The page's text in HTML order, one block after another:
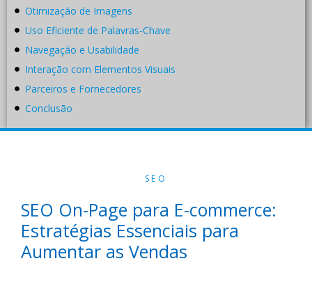
Otimização de Imagens
Uso Eficiente de Palavras-Chave
Navegação e Usabilidade
Interação com Elementos Visuais
Parceiros e Fornecedores
Conclusão
SEO
SEO On-Page para E-commerce:
Estratégias Essenciais para
Aumentar as Vendas